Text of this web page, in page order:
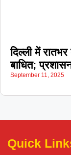
दिल्ली में
बाधित;
September 11, 2025
Quick